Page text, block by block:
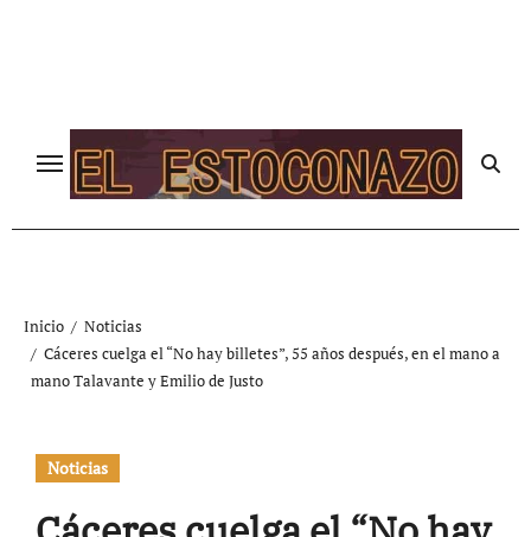
Inicio
Noticias
Cáceres cuelga el “No hay billetes”, 55 años después, en el mano a
mano Talavante y Emilio de Justo
Noticias